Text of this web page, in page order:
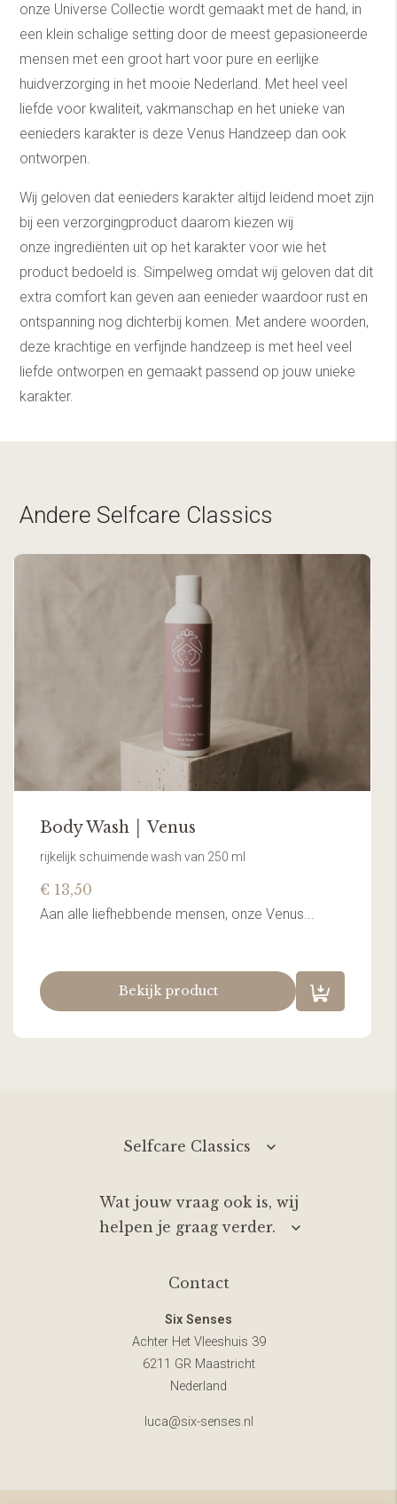
onze Universe Collectie wordt gemaakt met de hand, in
een klein schalige setting door de meest gepasioneerde
mensen met een groot hart voor pure en eerlijke
huidverzorging in het mooie Nederland. Met heel veel
liefde voor kwaliteit, vakmanschap en het unieke van
eenieders karakter is deze Venus Handzeep dan ook
ontworpen.
Wij geloven dat eenieders karakter altijd leidend moet zijn
bij een verzorgingproduct daarom kiezen wij
onze ingrediënten uit op het karakter voor wie het
product bedoeld is. Simpelweg omdat wij geloven dat dit
extra comfort kan geven aan eenieder waardoor rust en
ontspanning nog dichterbij komen. Met andere woorden,
deze krachtige en verfijnde handzeep is met heel veel
liefde ontworpen en gemaakt passend op jouw unieke
karakter.
Andere Selfcare Classics
Body Wash │ Venus
rijkelijk schuimende wash van 250 ml
€ 13,50
Aan alle liefhebbende mensen, onze Venus...
Bekijk product
Selfcare Classics
Wat jouw vraag ook is, wij
helpen je graag verder.
Contact
Six Senses
Achter Het Vleeshuis 39
6211 GR Maastricht
Nederland
luca@six-senses.nl